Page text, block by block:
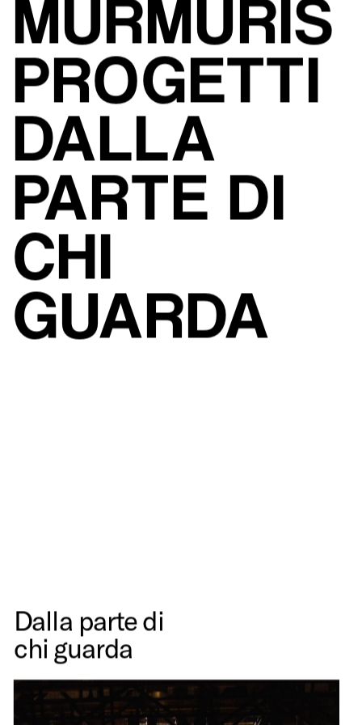
MURMURIS
PROGETTI
DALLA
PARTE DI
CHI
GUARDA
Dalla parte di
chi guarda